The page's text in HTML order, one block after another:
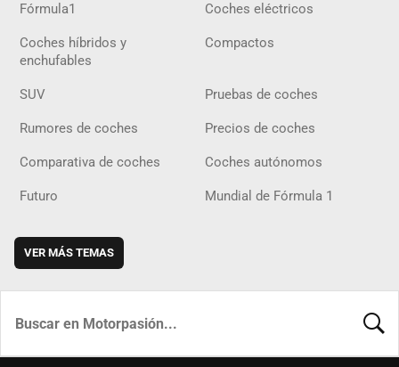
Fórmula1 Coches eléctricos
Coches híbridos y
enchufables
Compactos
SUV Pruebas de coches
Rumores de coches Precios de coches
Comparativa de coches Coches autónomos
Futuro Mundial de Fórmula 1
VER MÁS TEMAS